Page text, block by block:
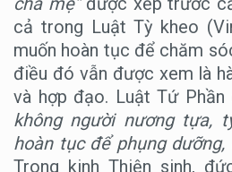
cả trong Luật Tỳ kheo
muốn hoàn tục để chăm
điều đó vẫn được xem là
và hợp đạo. Luật Tứ Phần
không người nương tựa,
hoàn tục để phụng
Trong kinh Thiện sinh,